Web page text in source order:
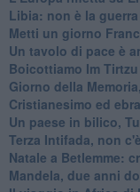
Libia: non è la
Metti un giorno
Un tavolo di pace è
Boicottiamo Im Tirtzu
Giorno della
Cristianesimo ed
Un paese in bilico,
Terza Intifada, non
Natale a Betlemme:
Mandela, due anni